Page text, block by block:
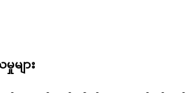
များ